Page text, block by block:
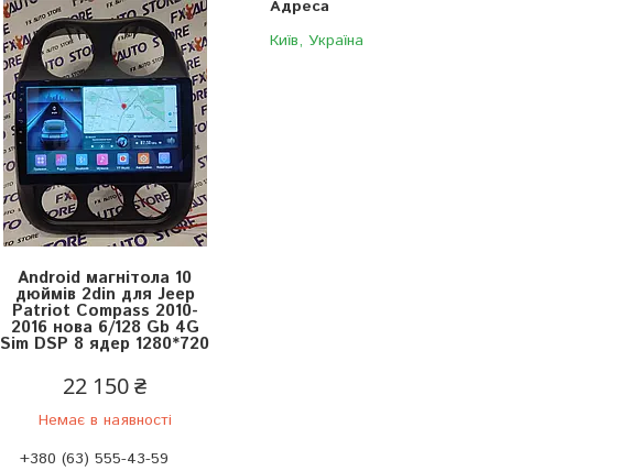
Київ, Україна
Android магнітола 10
дюймів 2din для Jeep
Patriot Compass 2010-
2016 нова 6/128 Gb 4G
Sim DSP 8 ядер 1280*720
22 150 ₴
Немає в наявності
+380 (63) 555-43-59